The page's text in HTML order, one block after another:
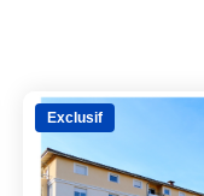
Exclusif